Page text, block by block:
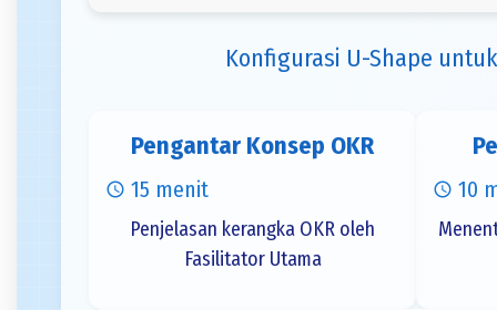
Konfigurasi U-Shape
Pengantar Konsep OKR
schedule 15 menit
Penjelasan kerangka OKR oleh
Fasilitator Utama
schedule 10